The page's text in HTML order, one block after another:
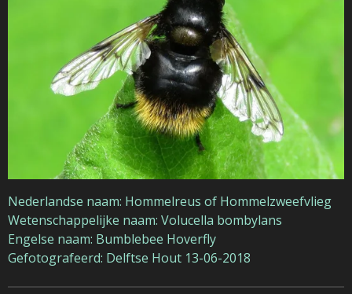
Nederlandse naam: Hommelreus of Hommelzweefvlieg
Wetenschappelijke naam: Volucella bombylans
Engelse naam: Bumblebee Hoverfly
Gefotografeerd: Delftse Hout 13-06-2018